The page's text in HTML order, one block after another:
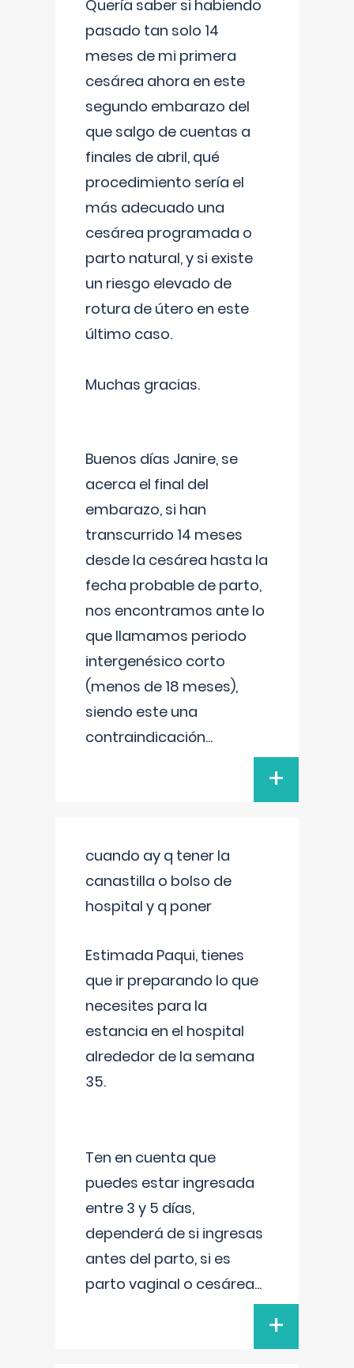
Quería saber si habiendo
pasado tan solo 14
meses de mi primera
cesárea ahora en este
segundo embarazo del
que salgo de cuentas a
finales de abril, qué
procedimiento sería el
más adecuado una
cesárea programada o
parto natural, y si existe
un riesgo elevado de
rotura de útero en este
último caso.
Muchas gracias.
Buenos días Janire, se
acerca el final del
embarazo, si han
transcurrido 14 meses
desde la cesárea hasta la
fecha probable de parto,
nos encontramos ante lo
que llamamos periodo
intergenésico corto
(menos de 18 meses),
siendo este una
contraindicación...
+
cuando ay q tener la
canastilla o bolso de
hospital y q poner
Estimada Paqui, tienes
que ir preparando lo que
necesites para la
estancia en el hospital
alrededor de la semana
35.
Ten en cuenta que
puedes estar ingresada
entre 3 y 5 días,
dependerá de si ingresas
antes del parto, si es
parto vaginal o cesárea...
+